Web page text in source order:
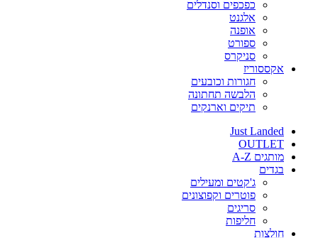
כפכפים וסנדלים
אלגנט
אופנה
ספורט
סניקרס
אקססוריז
חגורות וכובעים
הלבשה תחתונה
תיקים וארנקים
Just Landed
OUTLET
מותגים A-Z
בגדים
ג'קטים ומעילים
פוטרים וקפוצונים
סריגים
חליפות
חולצות